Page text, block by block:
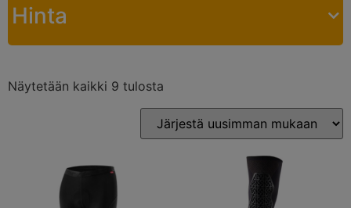
Hinta
Näytetään kaikki 9 tulosta